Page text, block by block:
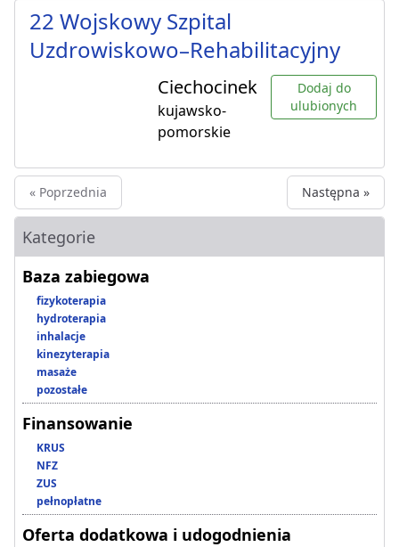
22 Wojskowy Szpital
Uzdrowiskowo–Rehabilitacyjny
Ciechocinek
kujawsko-
pomorskie
Dodaj do
ulubionych
« Poprzednia Następna »
Kategorie
Baza zabiegowa
fizykoterapia
hydroterapia
inhalacje
kinezyterapia
masaże
pozostałe
Finansowanie
KRUS
NFZ
ZUS
pełnopłatne
Oferta dodatkowa i udogodnienia